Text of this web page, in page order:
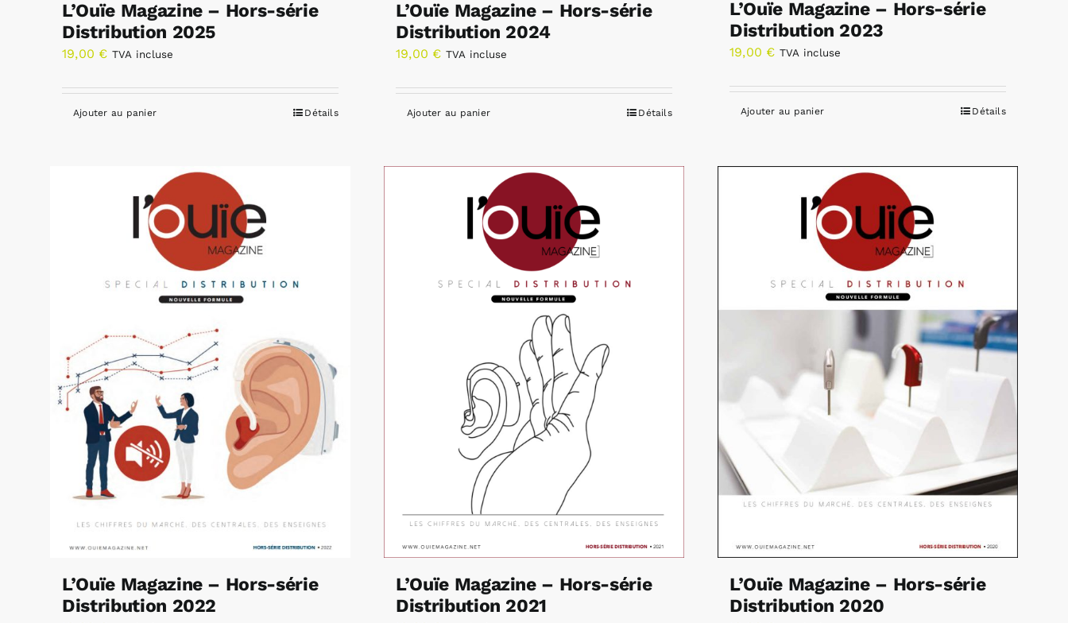
L’Ouïe Magazine – Hors-série
Distribution 2025
19,00 € TVA incluse
Ajouter au panier Détails
L’Ouïe Magazine – Hors-série
Distribution 2024
19,00 € TVA incluse
Ajouter au panier Détails
L’Ouïe Magazine – Hors-série
Distribution 2023
19,00 € TVA incluse
Ajouter au panier Détails
L’Ouïe Magazine – Hors-série
Distribution 2022
L’Ouïe Magazine – Hors-série
Distribution 2021
L’Ouïe Magazine – Hors-série
Distribution 2020